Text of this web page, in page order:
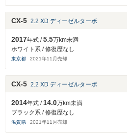
CX-5 2.2 XD ディーゼルターボ
2017年式 /5.5万km未満
ホワイト系 / 修復歴なし
東京都 2021年11 月売却
CX-5 2.2 XD ディーゼルターボ
2014年式 /14.0万km未満
ブラック系 / 修復歴なし
滋賀県 2021年11 月売却